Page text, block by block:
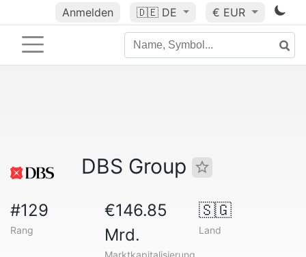
Anmelden 🇩🇪 DE € EUR
DBS Group
#129
Rang
€146.85
Mrd.
Marktkapitalisierung
🇸🇬
Land